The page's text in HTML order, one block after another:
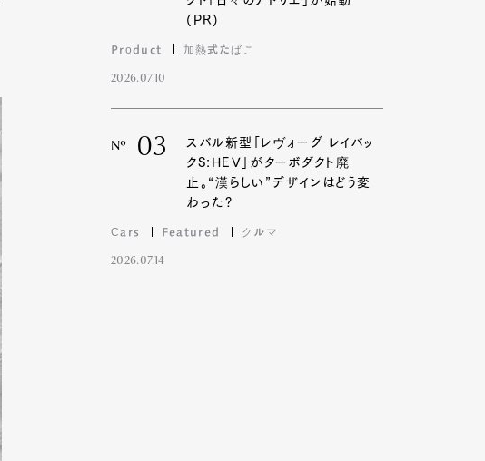
(PR)
Product 加熱式たばこ
2026.07.10
Nº 03
スバル新型「レヴォーグ レイバッ
クS:HEV」がターボダクト廃
止。“漢らしい”デザインはどう変
わった?
Cars Featured クルマ
2026.07.14